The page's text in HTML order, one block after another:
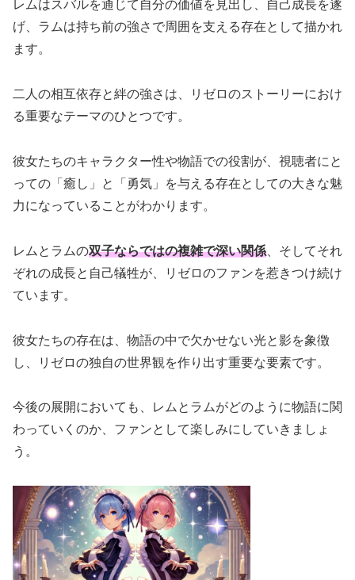
レムはスバルを通じて自分の価値を見出し、自己成長を遂
げ、ラムは持ち前の強さで周囲を支える存在として描かれ
ます。
二人の相互依存と絆の強さは、リゼロのストーリーにおけ
る重要なテーマのひとつです。
彼女たちのキャラクター性や物語での役割が、視聴者にと
っての「癒し」と「勇気」を与える存在としての大きな魅
力になっていることがわかります。
レムとラムの双子ならではの複雑で深い関係 、そしてそれ
ぞれの成長と自己犠牲が、リゼロのファンを惹きつけ続け
ています。
彼女たちの存在は、物語の中で欠かせない光と影を象徴
し、リゼロの独自の世界観を作り出す重要な要素です。
今後の展開においても、レムとラムがどのように物語に関
わっていくのか、ファンとして楽しみにしていきましょ
う。